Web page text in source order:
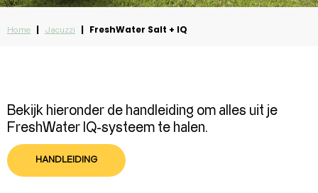
Home | Jacuzzi | FreshWater Salt + IQ
Bekijk hieronder de handleiding om alles uit je
FreshWater IQ-systeem te halen.
HANDLEIDING